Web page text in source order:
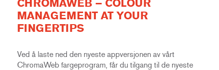
CHROMAWEB – COLOUR
MANAGEMENT AT YOUR
FINGERTIPS
Ved å laste ned den nyeste appversjonen av vårt
ChromaWeb fargeprogram, får du tilgang til de nyeste